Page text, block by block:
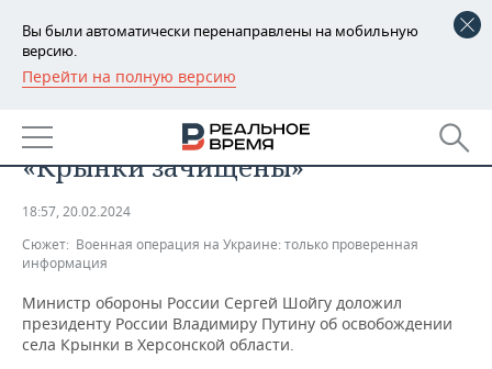
Вы были автоматически перенаправлены на мобильную
версию.
Перейти на полную версию
РЕГИОНЫ
БАШКОРТОСТАН
ТАТАРСТАН
НОВОСТИ
АНАЛИТИКА
КОРОЛИ ГОСЗАКАЗА ПФО
ФИНАНСЫ
НОВОСТИ
ПРОМЫШЛЕННОСТИ
НЕДВИЖИМОСТЬ
Министр обороны России:
«Крынки зачищены»
18:57, 20.02.2024
Сюжет: Военная операция на Украине: только проверенная
информация
Министр обороны России Сергей Шойгу доложил
президенту России Владимиру Путину об освобождении
села Крынки в Херсонской области.